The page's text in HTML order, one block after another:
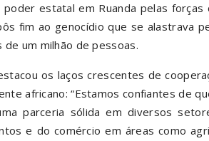
estatal em Ruanda pelas forças
fim ao genocídio que se alastrava
um milhão de pessoas.
os laços crescentes de
africano: “Estamos confiantes de
parceria sólida em diversos
e do comércio em áreas como